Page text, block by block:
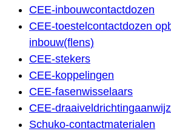
CEE-inbouwcontactdozen
CEE-toestelcontactdozen
inbouw(flens)
CEE-stekers
CEE-koppelingen
CEE-fasenwisselaars
CEE-
Schuko-contactmaterialen